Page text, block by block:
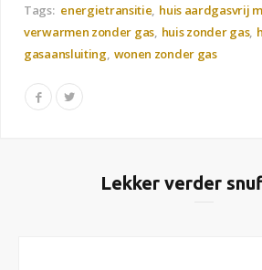
Tags: energietransitie huis aardgasvrij
verwarmen zonder gas huis zonder gas
gasaansluiting wonen zonder gas
Lekker verder